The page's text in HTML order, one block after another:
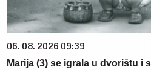
06. 08. 2026 09:39
Marija (3) se igrala u dvorištu i